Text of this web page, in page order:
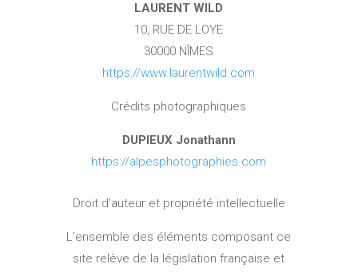
LAURENT WILD
10, RUE DE LOYE
30000 NÎMES
https://www.laurentwild.com
Crédits photographiques
DUPIEUX Jonathann
https://alpesphotographies.com
Droit d’auteur et propriété intellectuelle
L’ensemble des éléments composant ce
site relève de la législation française et